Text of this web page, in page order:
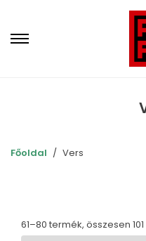
Főoldal Vers
61–80 termék, összesen